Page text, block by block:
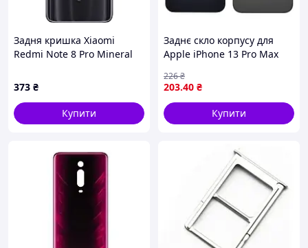
Задня кришка Xiaomi
Redmi Note 8 Pro Mineral
(Original PRC)
373 ₴
Купити
Заднє скло корпусу для
Apple iPhone 13 Pro Max
hole)
203.40 ₴
226₴
Купити